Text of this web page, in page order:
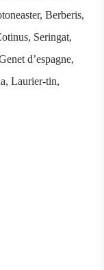
Berberis,
Seringat,
d’espagne,
Laurier-tin,